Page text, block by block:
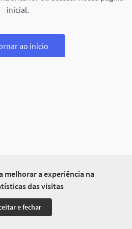
melhorar a experiência na
das visitas
e fechar
inicial.
ao início